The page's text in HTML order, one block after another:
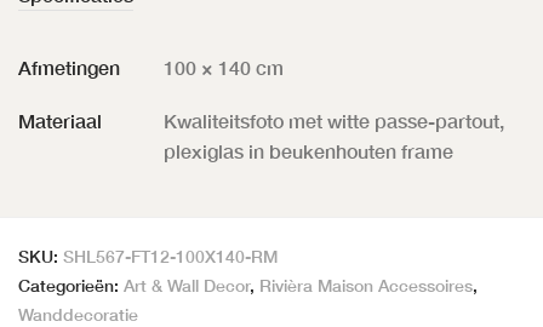
Afmetingen 100 × 140 cm
Materiaal
Kwaliteitsfoto met witte passe-partout,
plexiglas in beukenhouten frame
SKU: SHL567-FT12-100X140-RM
Categorieën: Art & Wall Decor, Rivièra Maison Accessoires,
Wanddecoratie